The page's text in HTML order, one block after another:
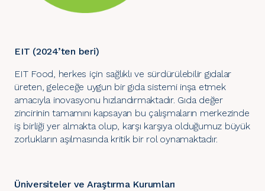
EIT (2024’ten beri)
EIT Food, herkes için sağlıklı ve sürdürülebilir gıdalar
üreten, geleceğe uygun bir gıda sistemi inşa etmek
amacıyla inovasyonu hızlandırmaktadır. Gıda değer
zincirinin tamamını kapsayan bu çalışmaların merkezinde
iş birliği yer almakta olup, karşı karşıya olduğumuz büyük
zorlukların aşılmasında kritik bir rol oynamaktadır.
Üniversiteler ve Araştırma Kurumları